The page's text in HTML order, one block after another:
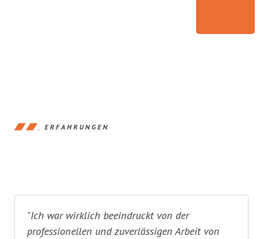
ERFAHRUNGEN
"Ich war wirklich beeindruckt von der
professionellen und zuverlässigen Arbeit von